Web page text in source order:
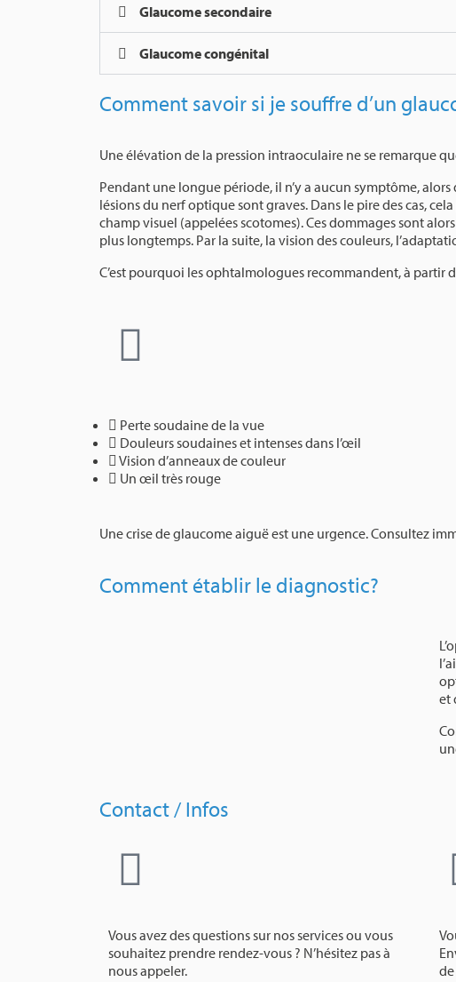
Glaucome secondaire
Glaucome congénital
Comment savoir si je souffre d’un
Une élévation de la pression intraoculaire ne se remarque
Pendant une longue période, il n’y a aucun symptôme,
lésions du nerf optique sont graves. Dans le pire des cas,
champ visuel (appelées scotomes). Ces dommages sont
plus longtemps. Par la suite, la vision des couleurs,
C’est pourquoi les ophtalmologues recommandent, à partir
Perte soudaine de la vue
Douleurs soudaines et intenses dans l’œil
Vision d’anneaux de couleur
Un œil très rouge
Une crise de glaucome aiguë est une urgence. Consultez
Comment établir le diagnostic?
et
Contact / Infos
Vous avez des questions sur nos services ou vous
souhaitez prendre rendez-vous ? N’hésitez pas à
nous appeler.